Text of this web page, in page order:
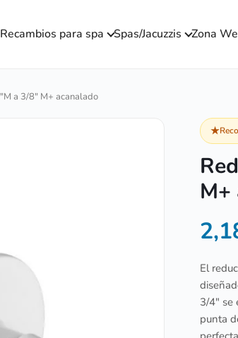
Recambios para spa Spas/Jacuzzis Zona
a 3/8″ M+ acanalado
★
M+
El
3/4″ se
punta